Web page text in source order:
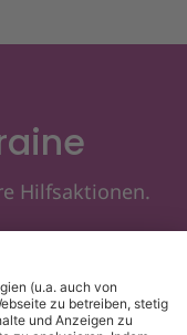
Hilfsaktionen.